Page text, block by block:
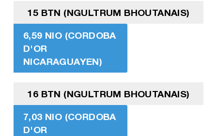
15 BTN (NGULTRUM BHOUTANAIS)
6,59 NIO (CORDOBA
D'OR
NICARAGUAYEN)
16 BTN (NGULTRUM BHOUTANAIS)
7,03 NIO (CORDOBA
D'OR